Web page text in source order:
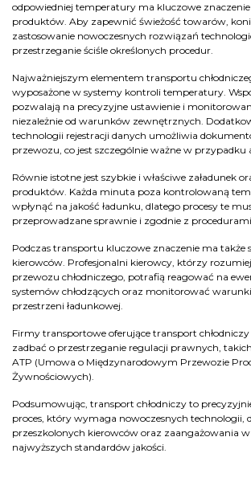
odpowiedniej temperatury ma kluczowe znaczenie
produktów. Aby zapewnić świeżość towarów,
zastosowanie nowoczesnych rozwiązań
przestrzeganie ściśle określonych procedur.
Najważniejszym elementem transportu
wyposażone w systemy kontroli temperatury.
pozwalają na precyzyjne ustawienie i
niezależnie od warunków zewnętrznych.
technologii rejestracji danych umożliwia
przewozu, co jest szczególnie ważne w przypadku
Równie istotne jest szybkie i właściwe załadunek
produktów. Każda minuta poza kontrolowaną
wpłynąć na jakość ładunku, dlatego procesy te
przeprowadzane sprawnie i zgodnie z
Podczas transportu kluczowe znaczenie ma także
kierowców. Profesjonalni kierowcy, którzy
przewozu chłodniczego, potrafią reagować na
systemów chłodzących oraz monitorować
przestrzeni ładunkowej.
Firmy transportowe oferujące transport
zadbać o przestrzeganie regulacji prawnych,
ATP (Umowa o Międzynarodowym Przewozie
Żywnościowych).
Podsumowując, transport chłodniczy to
proces, który wymaga nowoczesnych technologii,
przeszkolonych kierowców oraz zaangażowania
najwyższych standardów jakości.